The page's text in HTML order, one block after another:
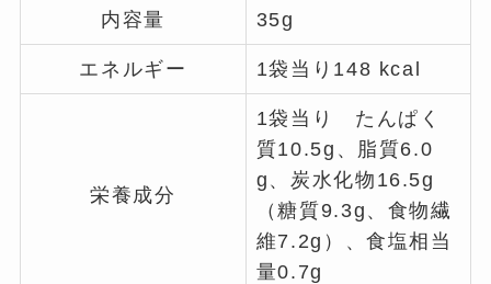
内容量 35g
エネルギー 1袋当り148 kcal
栄養成分
1袋当り たんぱく
質10.5g、脂質6.0
g、炭水化物16.5g
（糖質9.3g、食物繊
維7.2g）、食塩相当
量0.7g